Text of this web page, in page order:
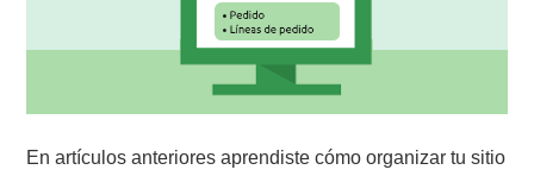
En artículos anteriores aprendiste cómo organizar tu sitio